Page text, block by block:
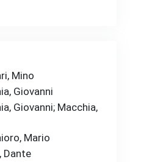
Mino
Giovanni
Giovanni; Macchia,
Mario
Dante